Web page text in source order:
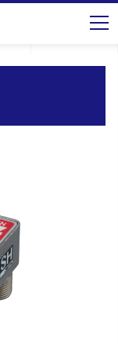
4K8K衛星放送対応 直列ユニット 端末用 CSW-K7F-RP